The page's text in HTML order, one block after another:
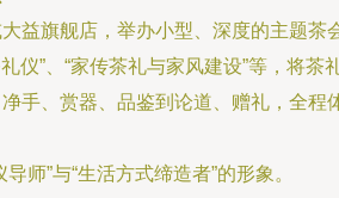
益旗舰店，举办小型、深度的主题茶
仪”、“家传茶礼与家风建设”等，将茶
手、赏器、品鉴到论道、赠礼，全
师”与“生活方式缔造者”的形象。